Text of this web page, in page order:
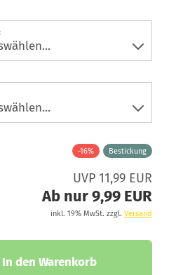
-16% Bestickung
UVP 11,99 EUR
Ab nur 9,99 EUR
inkl. 19% MwSt. zzgl. Versand
In den Warenkorb